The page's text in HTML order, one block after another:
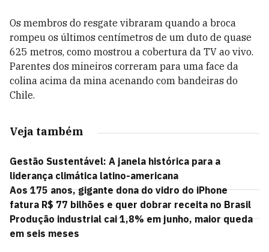
Os membros do resgate vibraram quando a broca
rompeu os últimos centímetros de um duto de quase
625 metros, como mostrou a cobertura da TV ao vivo.
Parentes dos mineiros correram para uma face da
colina acima da mina acenando com bandeiras do
Chile.
Veja também
Gestão Sustentável: A janela histórica para a
liderança climática latino-americana
Aos 175 anos, gigante dona do vidro do iPhone
fatura R$ 77 bilhões e quer dobrar receita no Brasil
Produção industrial cai 1,8% em junho, maior queda
em seis meses